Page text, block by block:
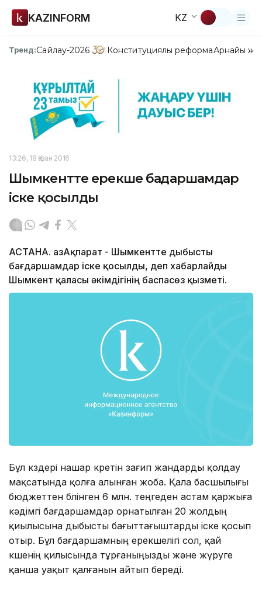
KAZINFORM KZ
Тренд:Сайлау-2026 Конституциялық реформаАрнайы
13:26, 18 Қазан 2016
Шымкентте ерекше бағдаршамдар
іске қосылды
АСТАНА. ҚазАқпарат - Шымкентте дыбысты
бағдаршамдар іске қосылды, деп хабарлайды
Шымкент қаласы әкімдігінің баспасөз қызметі.
Бұл көздері нашар көретін зағип жандарды қолдау
мақсатында қолға алынған жоба. Қала басшылығы
бюджеттен бөлінген 6 млн. теңгеден астам қаржыға
кәдімгі бағдаршамдар орнатылған 20 жолдың
қиылысына дыбысты бағыттағыштарды іске қосып
отыр. Бұл бағдаршамның ерекшелігі сол, қай
көшенің қилысында тұрғаныңызды және жүруге
қанша уақыт қалғанын айтып береді.